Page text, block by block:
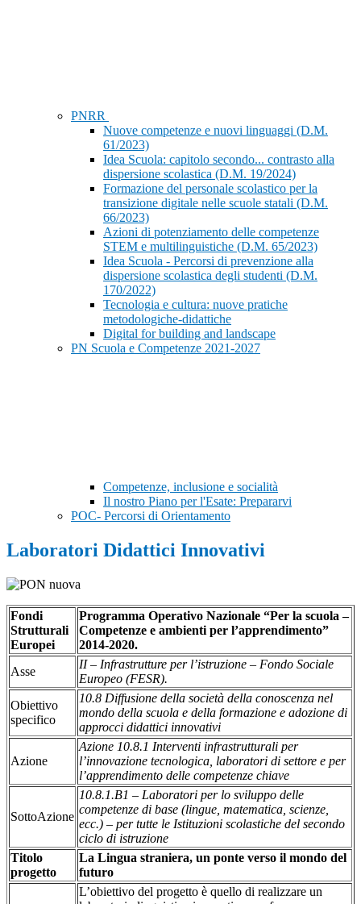
PNRR
Nuove competenze e nuovi linguaggi (D.M.
61/2023)
Idea Scuola: capitolo secondo... contrasto alla
dispersione scolastica (D.M. 19/2024)
Formazione del personale scolastico per la
transizione digitale nelle scuole statali (D.M.
66/2023)
Azioni di potenziamento delle competenze
STEM e multilinguistiche (D.M. 65/2023)
Idea Scuola - Percorsi di prevenzione alla
dispersione scolastica degli studenti (D.M.
170/2022)
Tecnologia e cultura: nuove pratiche
metodologiche-didattiche
Digital for building and landscape
PN Scuola e Competenze 2021-2027
Competenze, inclusione e socialità
Il nostro Piano per l'Esate: Prepararvi
POC- Percorsi di Orientamento
Laboratori Didattici Innovativi
Fondi
Strutturali
Europei
Programma Operativo Nazionale “Per la scuola –
Competenze e ambienti per l’apprendimento”
2014-2020.
Asse
II – Infrastrutture per l’istruzione – Fondo Sociale
Europeo (FESR).
Obiettivo
specifico
10.8 Diffusione della società della conoscenza nel
mondo della scuola e della formazione e adozione di
approcci didattici innovativi
Azione
Azione 10.8.1 Interventi infrastrutturali per
l’innovazione tecnologica, laboratori di settore e per
l’apprendimento delle competenze chiave
SottoAzione
10.8.1.B1 – Laboratori per lo sviluppo delle
competenze di base (lingue, matematica, scienze,
ecc.) – per tutte le Istituzioni scolastiche del secondo
ciclo di istruzione
Titolo
progetto
La Lingua straniera, un ponte verso il mondo del
futuro
L’obiettivo del progetto è quello di realizzare un